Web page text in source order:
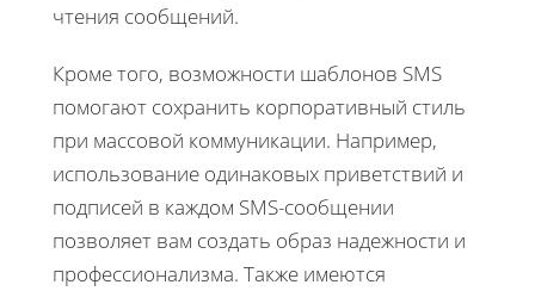
чтения сообщений.
Кроме того, возможности шаблонов SMS
помогают сохранить корпоративный стиль
при массовой коммуникации. Например,
использование одинаковых приветствий и
подписей в каждом SMS-сообщении
позволяет вам создать образ надежности и
профессионализма. Также имеются